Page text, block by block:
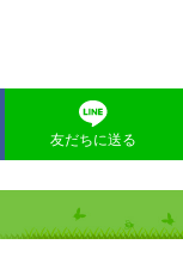
友だちに送る